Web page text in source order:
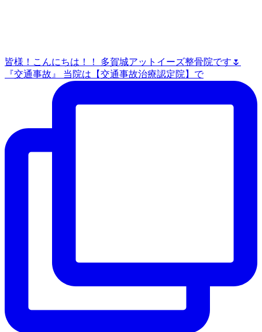
皆様！こんにちは！！ 多賀城アットイーズ整骨院です🌷
『交通事故』 当院は【交通事故治療認定院】で